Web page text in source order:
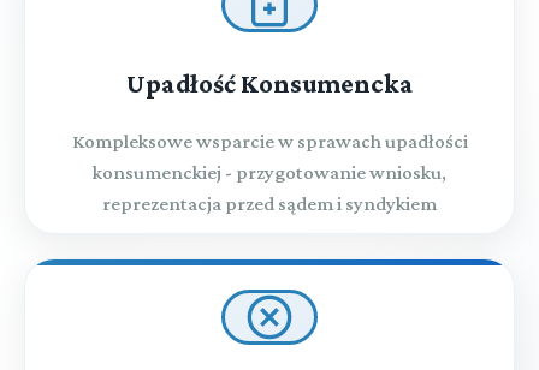
Upadłość Konsumencka
Kompleksowe wsparcie w sprawach upadłości
konsumenckiej - przygotowanie wniosku,
reprezentacja przed sądem i syndykiem